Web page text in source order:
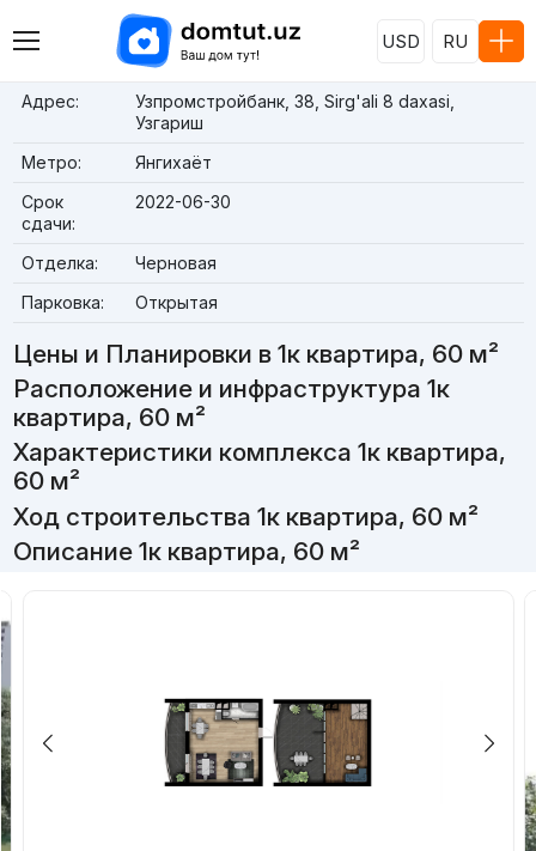
USD RU
Адрес:
Узпромстройбанк, 38, Sirg'ali 8 daxasi,
Узгариш
Метро:
Янгихаёт
Срок
сдачи:
2022-06-30
Отделка:
Черновая
Парковка:
Открытая
Цены и Планировки в 1к квартира, 60 м²
Расположение и инфраструктура 1к
квартира, 60 м²
Характеристики комплекса 1к квартира,
60 м²
Ход строительства 1к квартира, 60 м²
Описание 1к квартира, 60 м²